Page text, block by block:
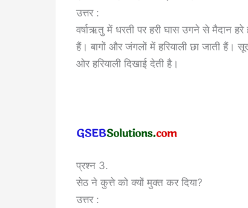
उत्तर :
वर्षाऋतु में धरती पर हरी घास उगने से मैदान
हैं। बागों और जंगलों में हरियाली छा जाती हैं।
ओर हरियाली दिखाई देती है।
प्रश्न 3.
सेठ ने कुत्ते को क्यों मुक्त कर दिया?
उत्तर :